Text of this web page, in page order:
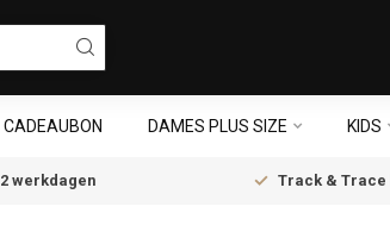
CADEAUBON DAMES PLUS SIZE KIDS
2 werkdagen Track & Trace